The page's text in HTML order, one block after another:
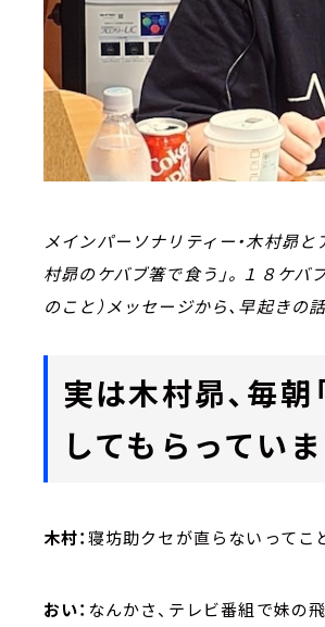
メインパーソナリティー・木村昴
村昴のケバブ箸で食う」。１８ケバ
のこと）メッセージから、早起きの
実は木村昴、毎
してもらっていま
木村：寝坊助クセが直らないってこ
おい： なんかさ、テレビ番組で妹の